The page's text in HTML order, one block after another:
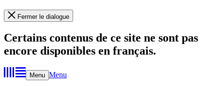
Fermer le dialogue
Certains contenus de ce site ne sont pas
encore disponibles en français.
Menu Menu